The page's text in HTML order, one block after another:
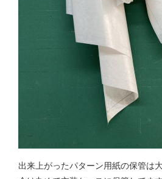
出来上がったパターン用紙の保管は